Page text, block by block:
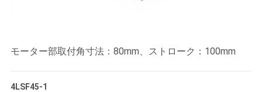
モーター部取付角寸法：80mm、ストローク：100mm
4LSF45-1